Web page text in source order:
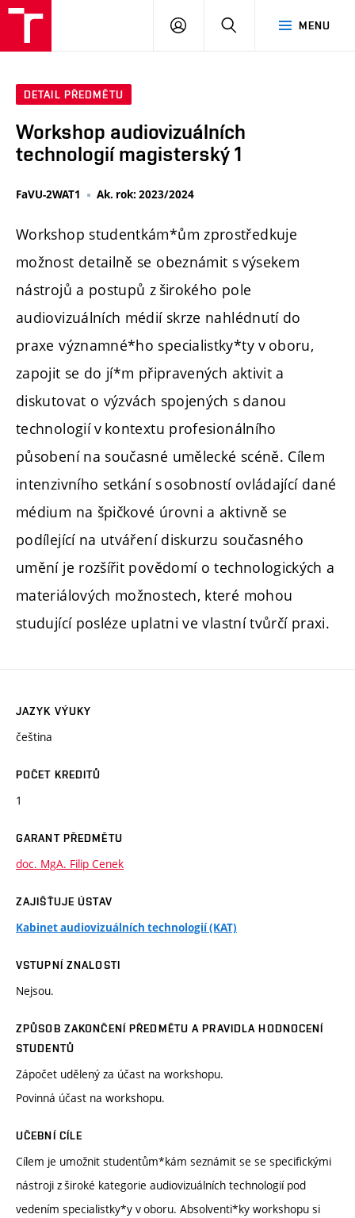
MENU
PŘIHLÁSIT
DETAIL PŘEDMĚTU
Workshop audiovizuálních
technologií magisterský 1
FaVU-2WAT1 Ak. rok: 2023/2024
Workshop studentkám*ům zprostředkuje
možnost detailně se obeznámit s výsekem
nástrojů a postupů z širokého pole
audiovizuálních médií skrze nahlédnutí do
praxe významné*ho specialistky*ty v oboru,
zapojit se do jí*m připravených aktivit a
diskutovat o výzvách spojených s danou
technologií v kontextu profesionálního
působení na současné umělecké scéně. Cílem
intenzivního setkání s osobností ovládající dané
médium na špičkové úrovni a aktivně se
podílející na utváření diskurzu současného
umění je rozšířit povědomí o technologických a
materiálových možnostech, které mohou
studující posléze uplatni ve vlastní tvůrčí praxi.
JAZYK VÝUKY
čeština
POČET KREDITŮ
1
GARANT PŘEDMĚTU
doc. MgA. Filip Cenek
ZAJIŠŤUJE ÚSTAV
Kabinet audiovizuálních technologií (KAT)
VSTUPNÍ ZNALOSTI
Nejsou.
ZPŮSOB ZAKONČENÍ PŘEDMĚTU A PRAVIDLA HODNOCENÍ
STUDENTŮ
Zápočet udělený za účast na workshopu.
Povinná účast na workshopu.
UČEBNÍ CÍLE
Cílem je umožnit studentům*kám seznámit se se specifickými
nástroji z široké kategorie audiovizuálních technologií pod
vedením specialistky*y v oboru. Absolventi*ky workshopu si